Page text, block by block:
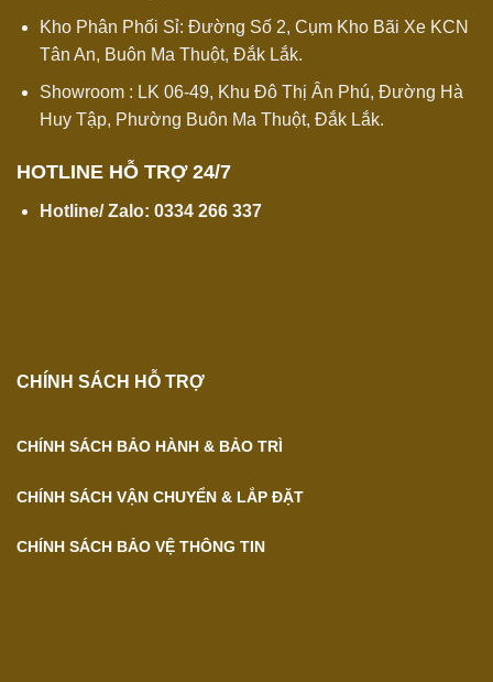
Kho Phân Phối Sỉ: Đường Số 2, Cụm Kho Bãi Xe KCN
Tân An, Buôn Ma Thuột, Đắk Lắk.
Showroom : LK 06-49, Khu Đô Thị Ân Phú, Đường Hà
Huy Tập, Phường Buôn Ma Thuột, Đắk Lắk.
HOTLINE HỖ TRỢ 24/7
Hotline/ Zalo: 0334 266 337
CHÍNH SÁCH HỖ TRỢ
CHÍNH SÁCH BẢO HÀNH & BẢO TRÌ
CHÍNH SÁCH VẬN CHUYỂN & LẮP ĐẶT
CHÍNH SÁCH BẢO VỆ THÔNG TIN